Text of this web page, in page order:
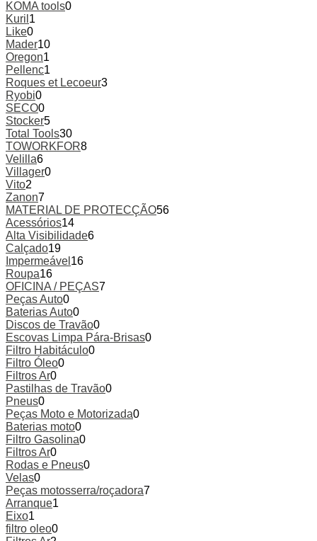
KOMA tools0
Kuril 1
Like0
Mader10
Oregon1
Pellenc1
Roques et Lecoeur3
Ryobi0
SECO0
Stocker5
Total Tools30
TOWORKFOR8
Velilla6
Villager0
Vito2
Zanon7
MATERIAL DE PROTECÇÃO56
Acessórios14
Alta Visibilidade6
Calçado19
Impermeável 16
Roupa16
OFICINA / PEÇAS7
Peças Auto0
Baterias Auto0
Discos de Travão0
Escovas Limpa Pára-Brisas0
Filtro Habitáculo0
Filtro Óleo0
Filtros Ar0
Pastilhas de Travão0
Pneus0
Peças Moto e Motorizada0
Baterias moto0
Filtro Gasolina0
Filtros Ar0
Rodas e Pneus0
Velas0
Peças motosserra/roçadora7
Arranque1
Eixo1
filtro oleo0